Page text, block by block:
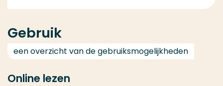
Gebruik
een overzicht van de gebruiksmogelijkheden
Online lezen